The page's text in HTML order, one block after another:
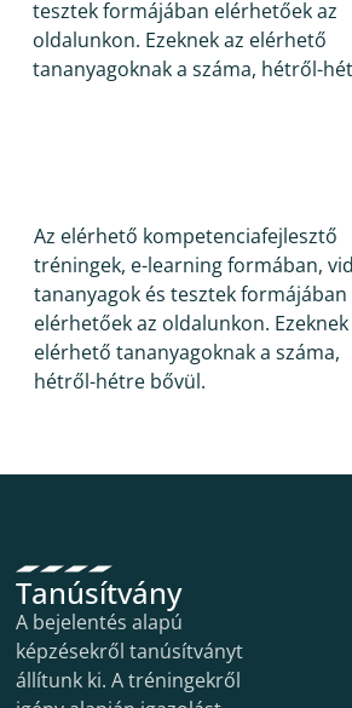
tesztek formájában elérhetőek az
oldalunkon. Ezeknek az elérhető
tananyagoknak a száma, hétről-
Az elérhető kompetenciafejlesztő
tréningek, e-learning formában,
tananyagok és tesztek formájában
elérhetőek az oldalunkon. Ezeknek
elérhető tananyagoknak a száma,
hétről-hétre bővül.
Tanúsítvány
A bejelentés alapú
képzésekről tanúsítványt
állítunk ki. A tréningekről